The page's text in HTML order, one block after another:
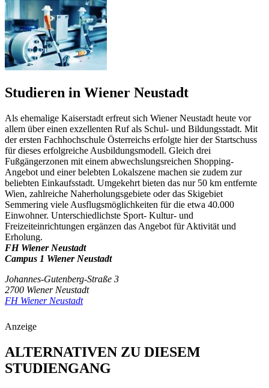
Studieren in Wiener Neustadt
Als ehemalige Kaiserstadt erfreut sich Wiener Neustadt heute vor
allem über einen exzellenten Ruf als Schul- und Bildungsstadt. Mit
der ersten Fachhochschule Österreichs erfolgte hier der Startschuss
für dieses erfolgreiche Ausbildungsmodell. Gleich drei
Fußgängerzonen mit einem abwechslungsreichen Shopping-
Angebot und einer belebten Lokalszene machen sie zudem zur
beliebten Einkaufsstadt. Umgekehrt bieten das nur 50 km entfernte
Wien, zahlreiche Naherholungsgebiete oder das Skigebiet
Semmering viele Ausflugsmöglichkeiten für die etwa 40.000
Einwohner. Unterschiedlichste Sport- Kultur- und
Freizeiteinrichtungen ergänzen das Angebot für Aktivität und
Erholung.
FH Wiener Neustadt
Campus 1 Wiener Neustadt
Johannes-Gutenberg-Straße 3
2700 Wiener Neustadt
FH Wiener Neustadt
Anzeige
ALTERNATIVEN ZU DIESEM
STUDIENGANG